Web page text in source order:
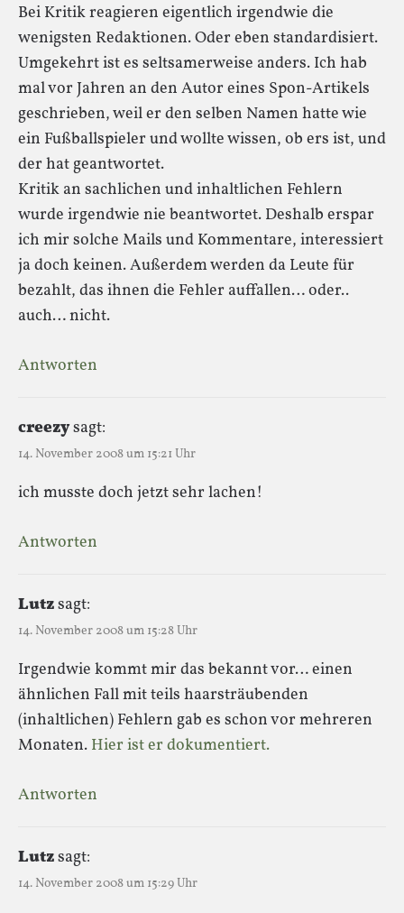
Bei Kritik reagieren eigentlich irgendwie die
wenigsten Redaktionen. Oder eben standardisiert.
Umgekehrt ist es seltsamerweise anders. Ich hab
mal vor Jahren an den Autor eines Spon-Artikels
geschrieben, weil er den selben Namen hatte wie
ein Fußballspieler und wollte wissen, ob ers ist, und
der hat geantwortet.
Kritik an sachlichen und inhaltlichen Fehlern
wurde irgendwie nie beantwortet. Deshalb erspar
ich mir solche Mails und Kommentare, interessiert
ja doch keinen. Außerdem werden da Leute für
bezahlt, das ihnen die Fehler auffallen… oder..
auch… nicht.
Antworten
creezysagt:
14. November 2008 um 15:21 Uhr
ich musste doch jetzt sehr lachen!
Antworten
Lutzsagt:
14. November 2008 um 15:28 Uhr
Irgendwie kommt mir das bekannt vor… einen
ähnlichen Fall mit teils haarsträubenden
(inhaltlichen) Fehlern gab es schon vor mehreren
Monaten. Hier ist er dokumentiert.
Antworten
Lutzsagt:
14. November 2008 um 15:29 Uhr